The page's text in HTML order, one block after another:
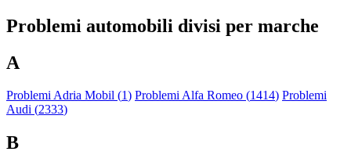
Problemi automobili divisi per marche
A
Problemi Adria Mobil (1) Problemi Alfa Romeo (1414) Problemi
Audi (2333)
B